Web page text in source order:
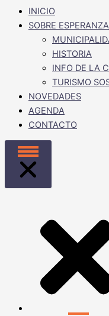
INICIO
SOBRE ESPERANZA
HISTORIA
INFO DE LA
TURISMO
NOVEDADES
AGENDA
CONTACTO